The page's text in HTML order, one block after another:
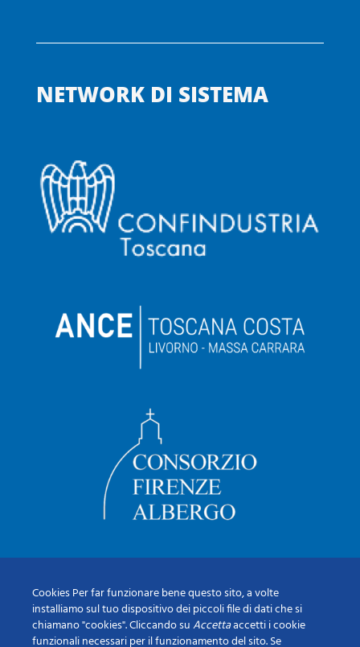
NETWORK DI SISTEMA
Cookies Per far funzionare bene questo sito, a volte
installiamo sul tuo dispositivo dei piccoli file di dati che si
chiamano "cookies". Cliccando suAccettaaccetti i cookie
funzionali necessari per il funzionamento del sito. Se